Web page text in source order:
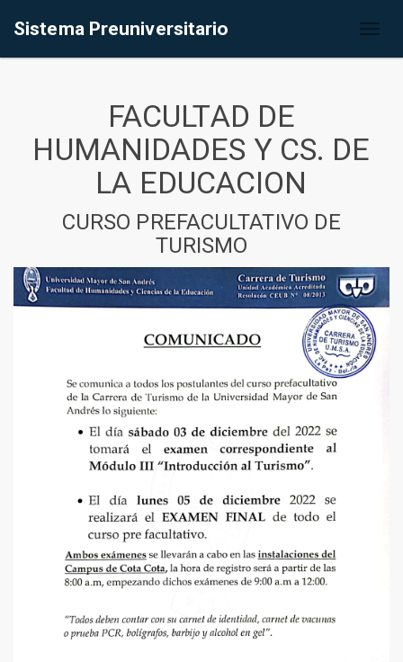
Sistema Preuniversitario
FACULTAD DE
HUMANIDADES Y CS. DE
LA EDUCACION
CURSO PREFACULTATIVO DE
TURISMO